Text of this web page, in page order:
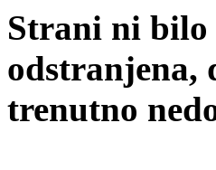
Strani ni bilo
odstranjena,
trenutno